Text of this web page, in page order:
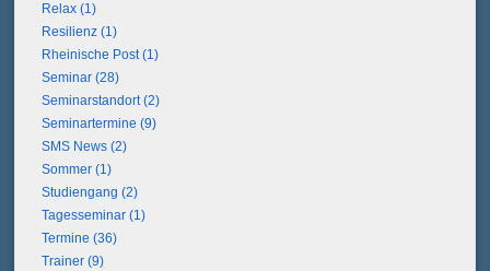
Relax (1)
Resilienz (1)
Rheinische Post (1)
Seminar (28)
Seminarstandort (2)
Seminartermine (9)
SMS News (2)
Sommer (1)
Studiengang (2)
Tagesseminar (1)
Termine (36)
Trainer (9)